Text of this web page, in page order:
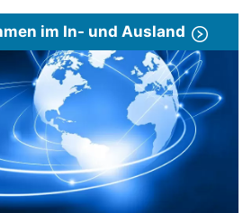
im In- und Ausland